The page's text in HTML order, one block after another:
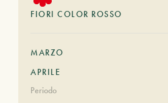
FIORI COLOR ROSSO
MARZO
APRILE
Periodo